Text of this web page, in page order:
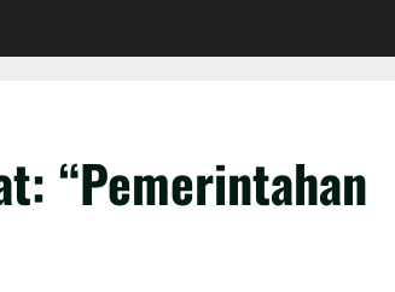
“Pemerintahan